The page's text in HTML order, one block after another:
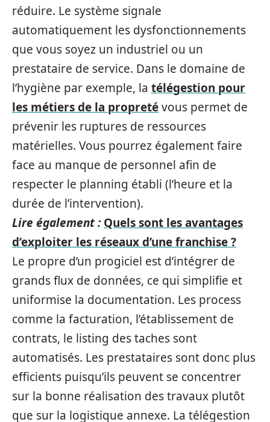
réduire. Le système signale
automatiquement les dysfonctionnements
que vous soyez un industriel ou un
prestataire de service. Dans le domaine de
l’hygiène par exemple, la télégestion pour
les métiers de la propretévous permet de
prévenir les ruptures de ressources
matérielles. Vous pourrez également faire
face au manque de personnel afin de
respecter le planning établi (l’heure et la
durée de l’intervention).
Lire également : Quels sont les avantages
d’exploiter les réseaux d’une franchise ?
Le propre d’un progiciel est d’intégrer de
grands flux de données, ce qui simplifie et
uniformise la documentation. Les process
comme la facturation, l’établissement de
contrats, le listing des taches sont
automatisés. Les prestataires sont donc plus
efficients puisqu’ils peuvent se concentrer
sur la bonne réalisation des travaux plutôt
que sur la logistique annexe. La télégestion